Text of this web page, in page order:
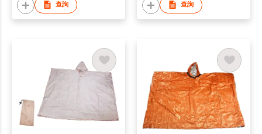
查詢 查詢